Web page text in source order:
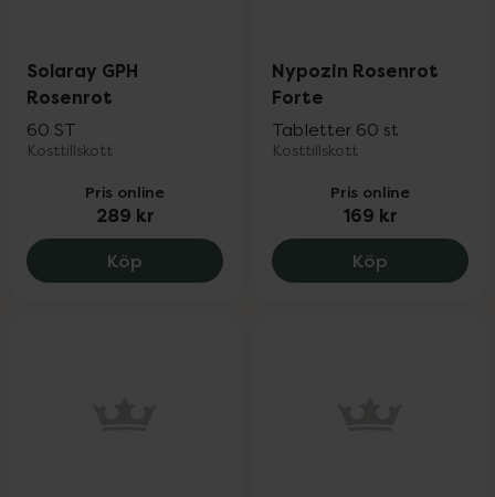
Solaray GPH
Rosenrot
60 ST
Kosttillskott
Pris online
289 kr
Köp Solaray GPH Rosenrot, 289 kr.
Nypozin Rosenrot
Forte
Tabletter 60 st
Kosttillskott
Pris online
169 kr
Köp Nypozin